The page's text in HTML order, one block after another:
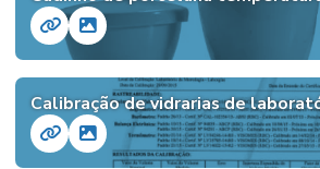
Calibração de vidrarias de